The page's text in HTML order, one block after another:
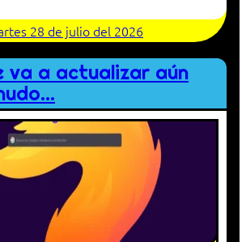
28 de julio del 2026
va a actualizar aún